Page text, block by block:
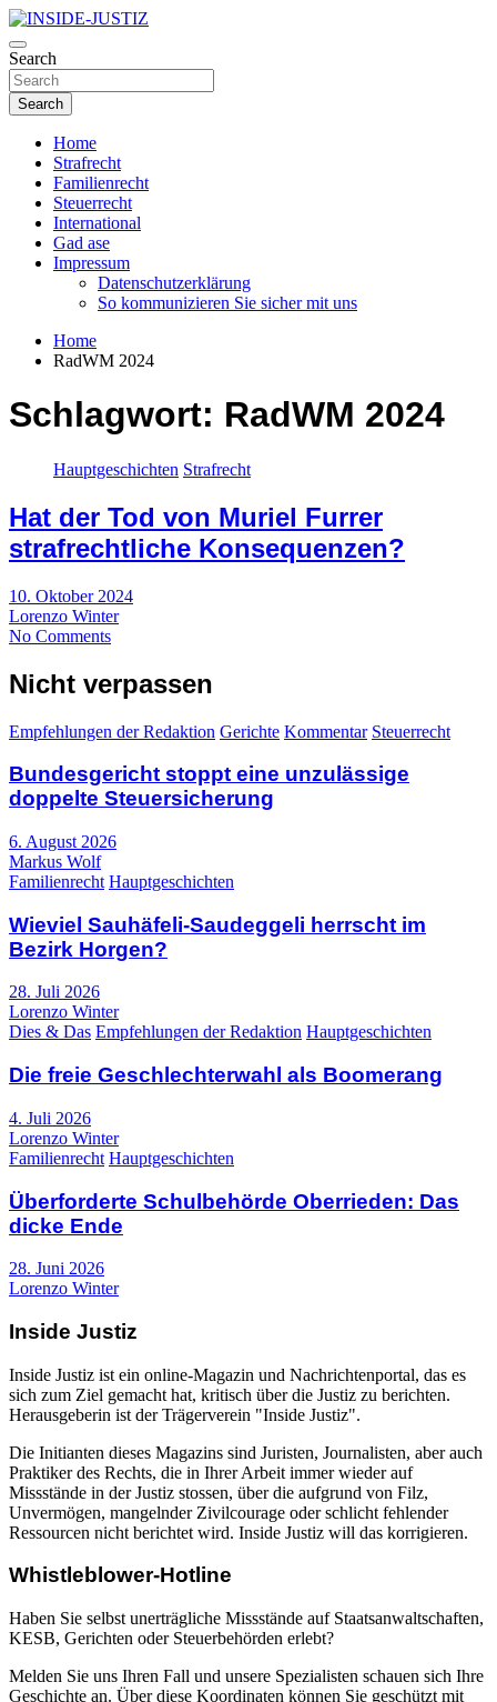
Skip
to
content
INSIDE-JUSTIZ
Investigativer Journalismus zur Dritten Gewalt
Search
Search
Home
Strafrecht
Familienrecht
Steuerrecht
International
Gad ase
Impressum
Datenschutzerklärung
So kommunizieren Sie sicher mit uns
Home
RadWM 2024
Schlagwort: RadWM 2024
Hauptgeschichten Strafrecht
Hat der Tod von Muriel Furrer
strafrechtliche Konsequenzen?
10. Oktober 2024
Lorenzo Winter
No Comments
Nicht verpassen
Empfehlungen der Redaktion Gerichte Kommentar Steuerrecht
Bundesgericht stoppt eine unzulässige
doppelte Steuersicherung
6. August 2026
Markus Wolf
Familienrecht Hauptgeschichten
Wieviel Sauhäfeli-Saudeggeli herrscht im
Bezirk Horgen?
28. Juli 2026
Lorenzo Winter
Dies & Das Empfehlungen der Redaktion Hauptgeschichten
Die freie Geschlechterwahl als Boomerang
4. Juli 2026
Lorenzo Winter
Familienrecht Hauptgeschichten
Überforderte Schulbehörde Oberrieden: Das
dicke Ende
28. Juni 2026
Lorenzo Winter
Inside Justiz
Inside Justiz ist ein online-Magazin und Nachrichtenportal, das es
sich zum Ziel gemacht hat, kritisch über die Justiz zu berichten.
Herausgeberin ist der Trägerverein "Inside Justiz".
Die Initianten dieses Magazins sind Juristen, Journalisten, aber auch
Praktiker des Rechts, die in Ihrer Arbeit immer wieder auf
Missstände in der Justiz stossen, über die aufgrund von Filz,
Unvermögen, mangelnder Zivilcourage oder schlicht fehlender
Ressourcen nicht berichtet wird. Inside Justiz will das korrigieren.
Whistleblower-Hotline
Haben Sie selbst unerträgliche Missstände auf Staatsanwaltschaften,
KESB, Gerichten oder Steuerbehörden erlebt?
Melden Sie uns Ihren Fall und unsere Spezialisten schauen sich Ihre
Geschichte an. Über diese Koordinaten können Sie geschützt mit